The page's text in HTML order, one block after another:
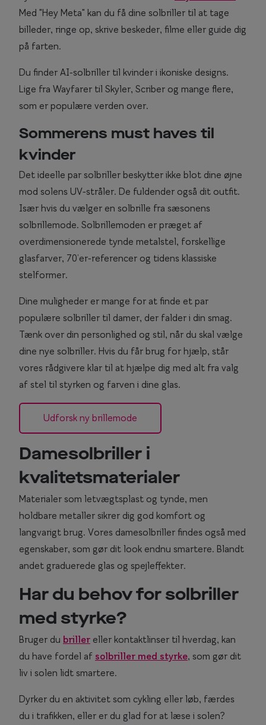
e
d
i
n
u
v
r
n
d
e
k
a
t
i
n
Med "Hey Meta" kan du få dine solbriller til at tage
billeder, ringe op, skrive beskeder, filme eller guide dig
på farten.
Du finder AI-solbriller til kvinder i ikoniske designs.
Lige fra Wayfarer til Skyler, Scriber og mange flere,
som er populære verden over.
Sommerens must haves til
kvinder
Det ideelle par solbriller beskytter ikke blot dine øjne
mod solens UV-stråler. De fuldender også dit outfit.
Især hvis du vælger en solbrille fra sæsonens
solbrillemode. Solbrillemoden er præget af
overdimensionerede tynde metalstel, forskellige
glasfarver, 70’er-referencer og tidens klassiske
stelformer.
Dine muligheder er mange for at finde et par
populære solbriller til damer, der falder i din smag.
Tænk over din personlighed og stil, når du skal vælge
dine nye solbriller. Hvis du får brug for hjælp, står
vores rådgivere klar til at hjælpe dig med alt fra valg
af stel til styrken og farven i dine glas.
Udforsk ny brillemode
Damesolbriller i
kvalitetsmaterialer
Materialer som letvægtsplast og tynde, men
holdbare metaller sikrer dig god komfort og
langvarigt brug. Vores damesolbriller findes også med
egenskaber, som gør dit look endnu smartere. Blandt
andet graduerede glas og spejleffekter.
Har du behov for solbriller
med styrke?
Bruger du briller eller kontaktlinser til hverdag, kan
du have fordel af solbriller med styrke, som gør dit
liv i solen lidt smartere.
Dyrker du en aktivitet som cykling eller løb, færdes
du i trafikken, eller er du glad for at læse i solen?